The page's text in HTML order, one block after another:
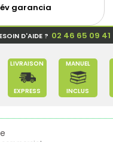
garancia
D'AIDE ? 02 46 65 09 41
LIVRAISON
EXPRESS
MANUEL
INCLUS